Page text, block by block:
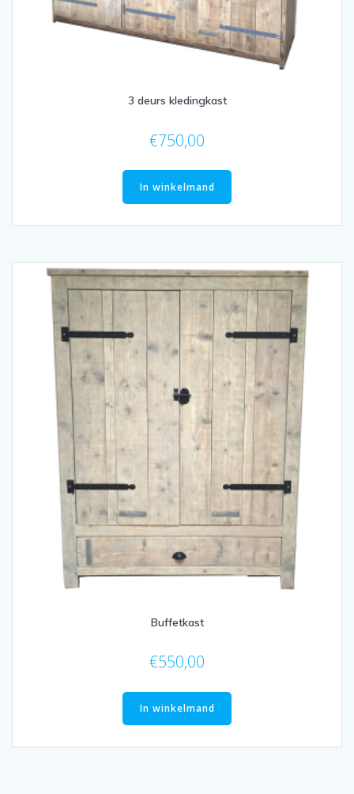
3 deurs kledingkast
€750,00
In winkelmand
Buffetkast
€550,00
In winkelmand